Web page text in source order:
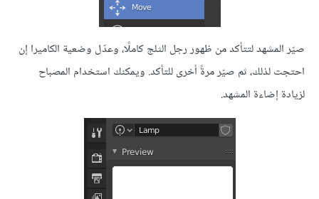
صيّر المشهد لتتأكد من ظهور رجل الثلج كاملًا، وعدّل وضعية الكاميرا إن
احتجت لذلك، ثم صيّر مرةً أخرى للتأكد. ويمكنك استخدام المصباح
لزيادة إضاءة المشهد.